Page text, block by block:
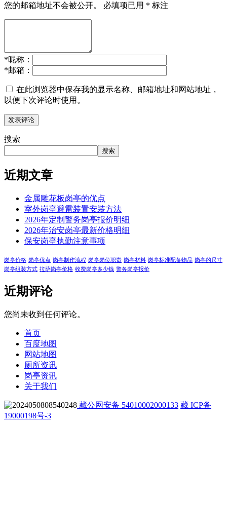
您的邮箱地址不会被公开。 必填项已用 * 标注
*昵称：
*邮箱：
在此浏览器中保存我的显示名称、邮箱地址和网站地址，
以便下次评论时使用。
搜索
搜索
近期文章
金属雕花板岗亭的优点
室外岗亭避雷装置安装方法
2026年定制警务岗亭报价明细
2026年治安岗亭最新价格明细
保安岗亭执勤注意事项
岗亭价格 岗亭优点 岗亭制作流程 岗亭岗位职责 岗亭材料 岗亭标准配备物品 岗亭的尺寸
岗亭组装方式 拉萨岗亭价格 收费岗亭多少钱 警务岗亭报价
近期评论
您尚未收到任何评论。
首页
百度地图
网站地图
厕所资讯
岗亭资讯
关于我们
藏公网安备 54010002000133 藏 ICP备
19000198号-3